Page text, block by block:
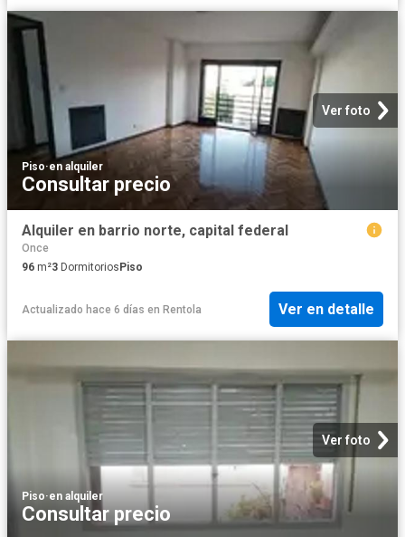
Ver foto
Piso·en alquiler
Consultar precio
Alquiler en barrio norte, capital federal
Once
96 m²3 Dormitorios Piso
Actualizado hace 6 días en Rentola Ver en detalle
Ver foto
Piso·en alquiler
Consultar precio